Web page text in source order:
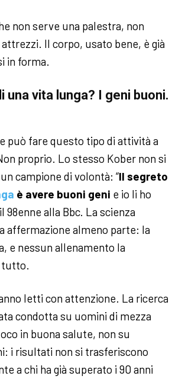
non serve una palestra, non
Il corpo, usato bene, è già
in forma.
una vita lunga? I geni buoni.
può fare questo tipo di attività a
proprio. Lo stesso Kober non si
campione di volontà: “Il segreto
è avere buoni geni e io li ho
98enne alla Bbc. La scienza
affermazione almeno parte: la
e nessun allenamento la
letti con attenzione. La ricerca
condotta su uomini di mezza
in buona salute, non su
i risultati non si trasferiscono
a chi ha già superato i 90 anni